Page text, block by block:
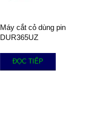
Máy cắt cỏ dùng pin
DUR365UZ
ĐỌC TIẾP